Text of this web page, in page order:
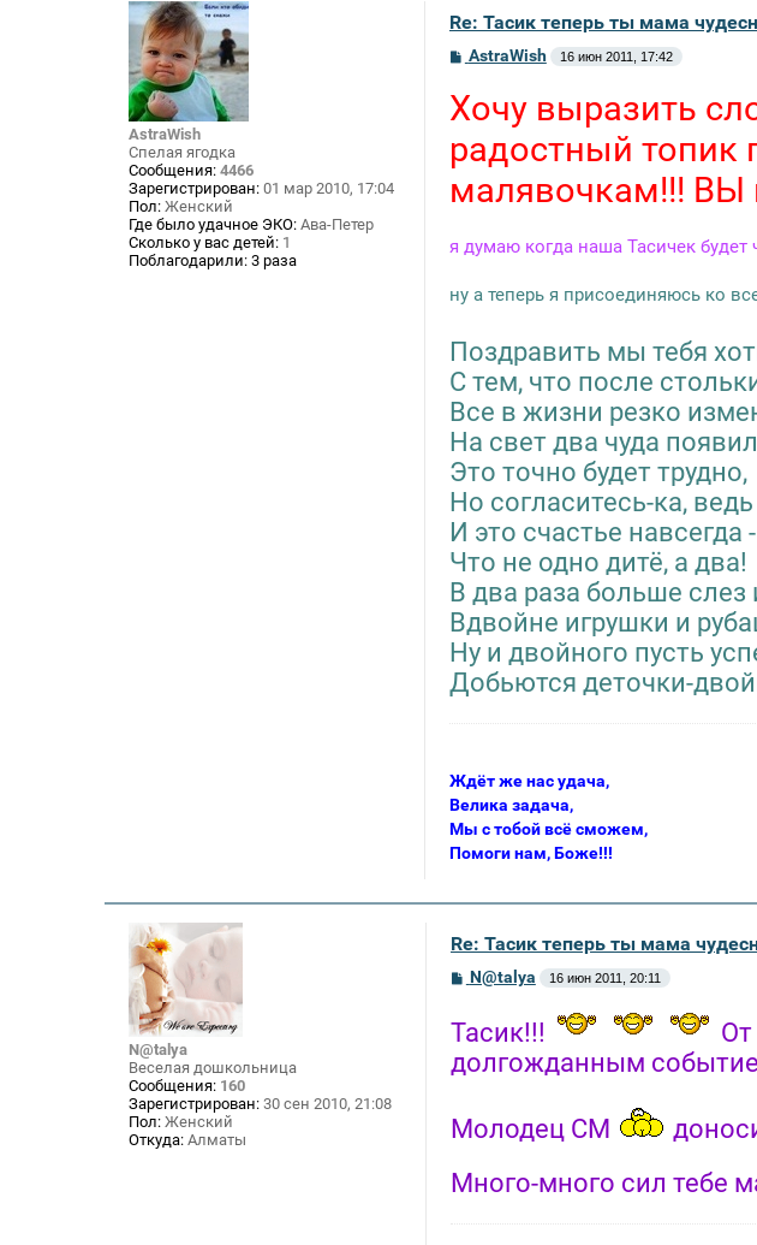
AstraWish
Спелая ягодка
Сообщения: 4466
Зарегистрирован: 01 мар 2010, 17:04
Пол: Женский
Где было удачное ЭКО: Ава-Петер
Сколько у вас детей: 1
Поблагодарили: 3 раза
Re: Тасик теперь ты мама
С
б
щ
н
е
AstraWish 16 июн 2011, 17:42
Хочу выразить
радостный топик
малявочкам!!! ВЫ
я думаю когда наша Тасичек будет
ну а теперь я присоединяюсь ко
Поздравить мы тебя
С тем, что после
Все в жизни резко
На свет два чуда
Это точно будет трудно,
Но согласитесь-ка,
И это счастье навсегда -
Что не одно дитё, а два!
В два раза больше слез
Вдвойне игрушки и
Ну и двойного пусть
Добьются деточки-
Ждёт же нас удача,
Велика задача,
Мы с тобой всё сможем,
Помоги нам, Боже!!!
N@talya
Веселая дошкольница
Сообщения: 160
Зарегистрирован: 30 сен 2010, 21:08
Пол: Женский
Откуда: Алматы
Re: Тасик теперь ты мама
С
б
щ
е
н
N@talya 16 июн 2011, 20:11
Тасик!!!
долгожданным
Молодец СМ
Много-много сил тебе